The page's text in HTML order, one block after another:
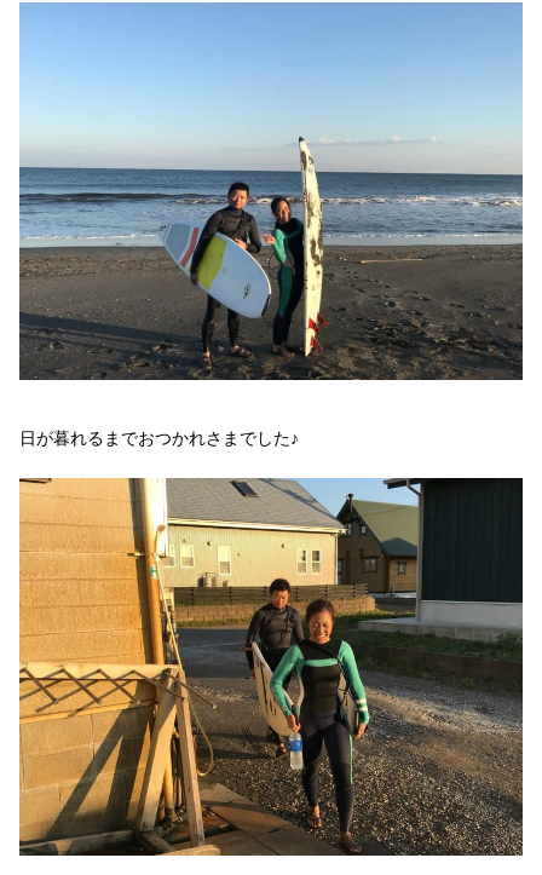
日が暮れるまでおつかれさまでした♪